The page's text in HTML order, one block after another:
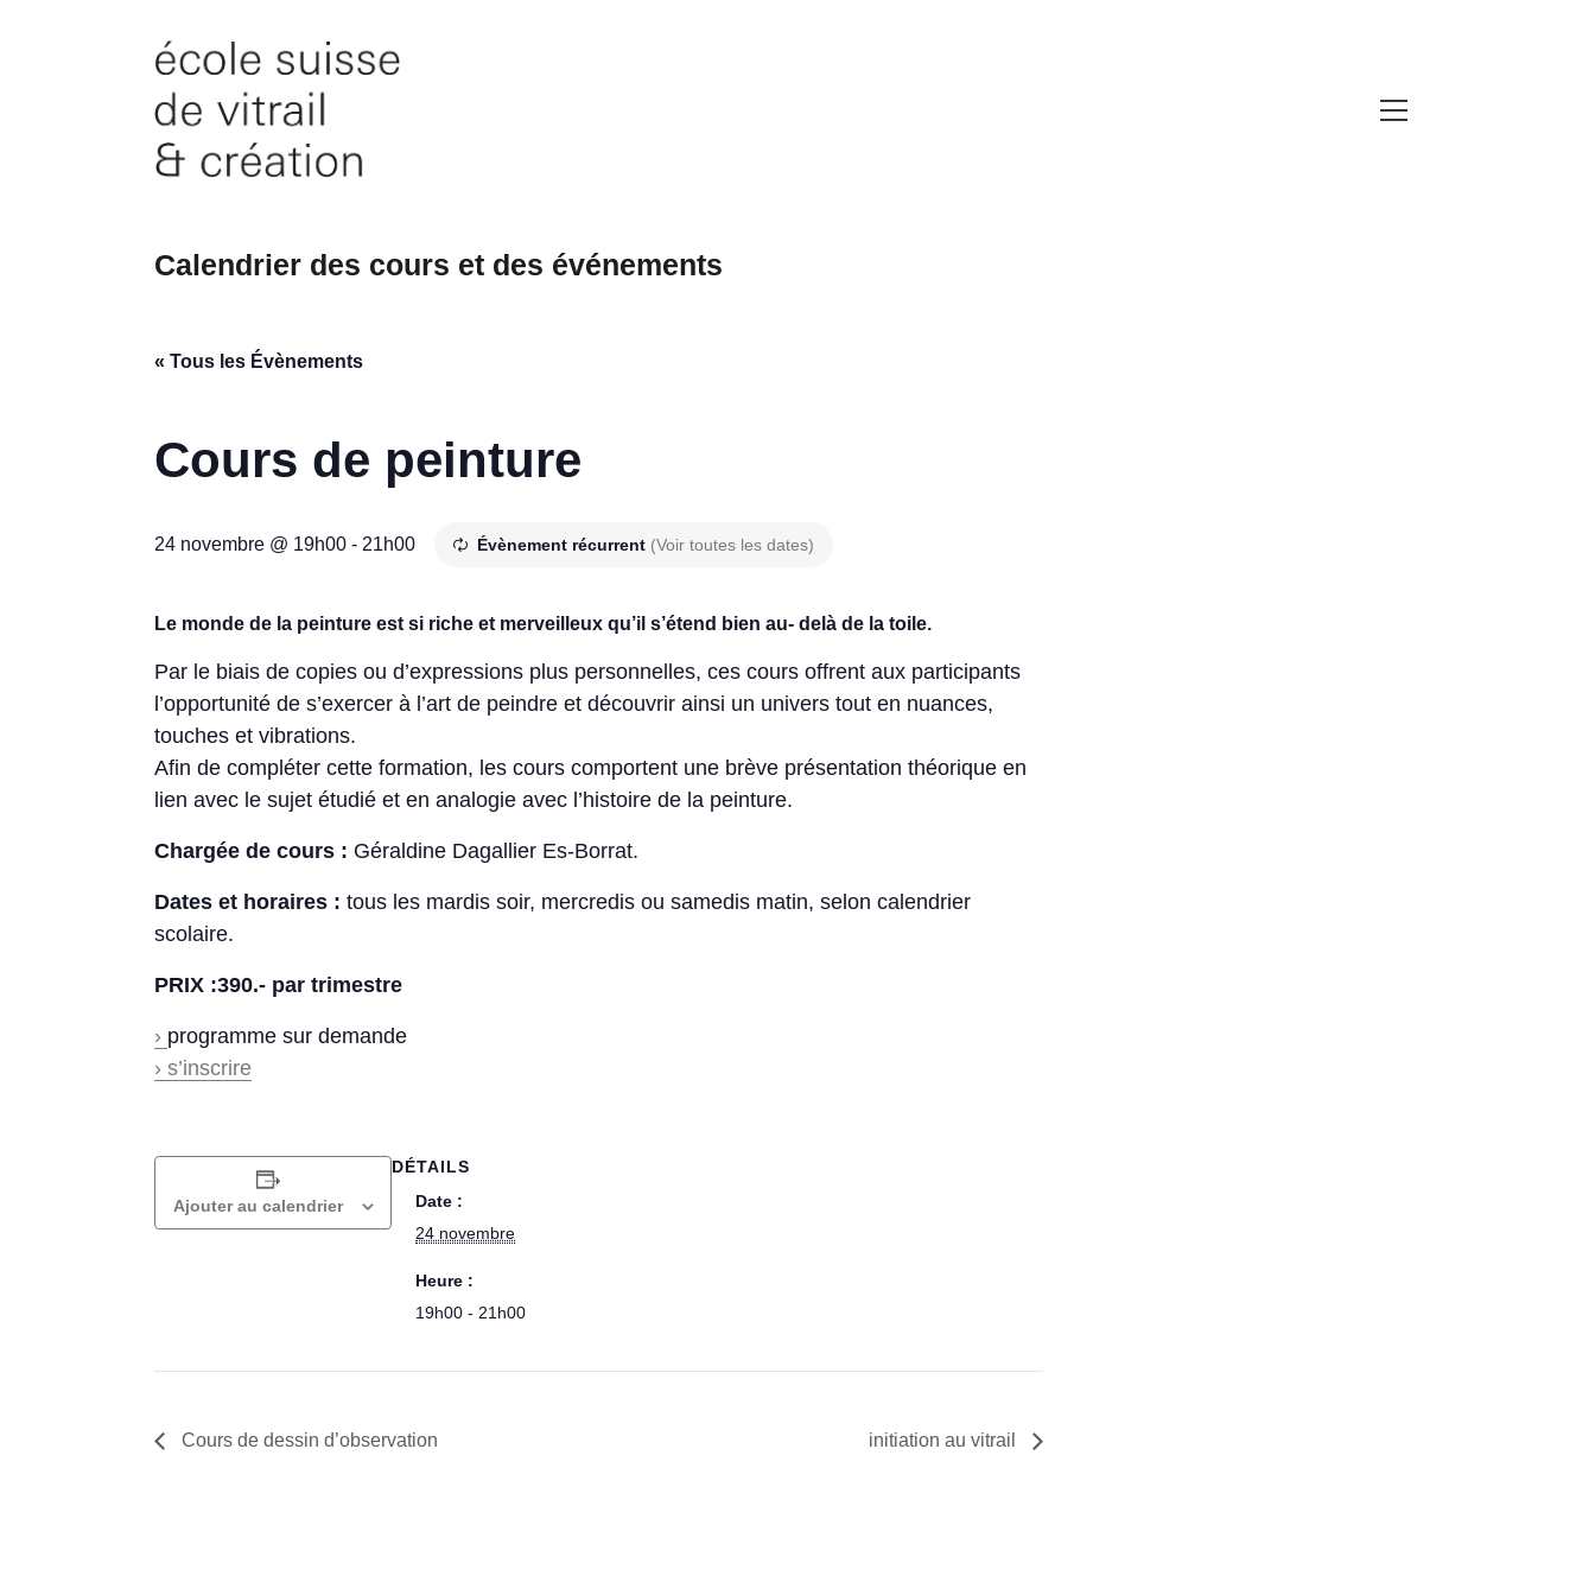
Calendrier des cours et des événements
« Tous les Évènements
Cours de peinture
24 novembre @ 19h00 - 21h00 Évènement récurrent (Voir toutes les dates)
Le monde de la peinture est si riche et merveilleux qu’il s’étend bien au- delà de la toile.
Par le biais de copies ou d’expressions plus personnelles, ces cours offrent aux participants
l’opportunité de s’exercer à l’art de peindre et découvrir ainsi un univers tout en nuances,
touches et vibrations.
Afin de compléter cette formation, les cours comportent une brève présentation théorique en
lien avec le sujet étudié et en analogie avec l’histoire de la peinture.
Chargée de cours : Géraldine Dagallier Es-Borrat.
Dates et horaires : tous les mardis soir, mercredis ou samedis matin, selon calendrier
scolaire.
PRIX :390.- par trimestre
› programme sur demande
› s’inscrire
Ajouter au calendrier
DÉTAILS
Date :
24 novembre
Heure :
19h00 - 21h00
Cours de dessin d’observation initiation au vitrail